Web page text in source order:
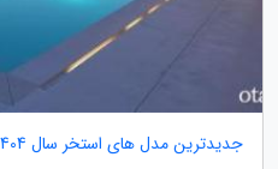
جدیدترین مدل های استخر سال 1404